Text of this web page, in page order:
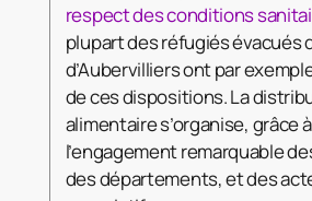
respect des conditions
plupart des réfugiés évacués
d’Aubervilliers ont par
de ces dispositions. La
alimentaire s’organise, grâce à
l’engagement remarquable
des départements, et des